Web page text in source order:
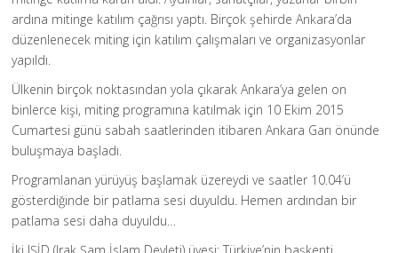
ardına mitinge katılım çağrısı yaptı. Birçok şehirde Ankara’da
düzenlenecek miting için katılım çalışmaları ve organizasyonlar
yapıldı.
Ülkenin birçok noktasından yola çıkarak Ankara’ya gelen on
binlerce kişi, miting programına katılmak için 10 Ekim 2015
Cumartesi günü sabah saatlerinden itibaren Ankara Garı önünde
buluşmaya başladı.
Programlanan yürüyüş başlamak üzereydi ve saatler 10.04’ü
gösterdiğinde bir patlama sesi duyuldu. Hemen ardından bir
patlama sesi daha duyuldu…